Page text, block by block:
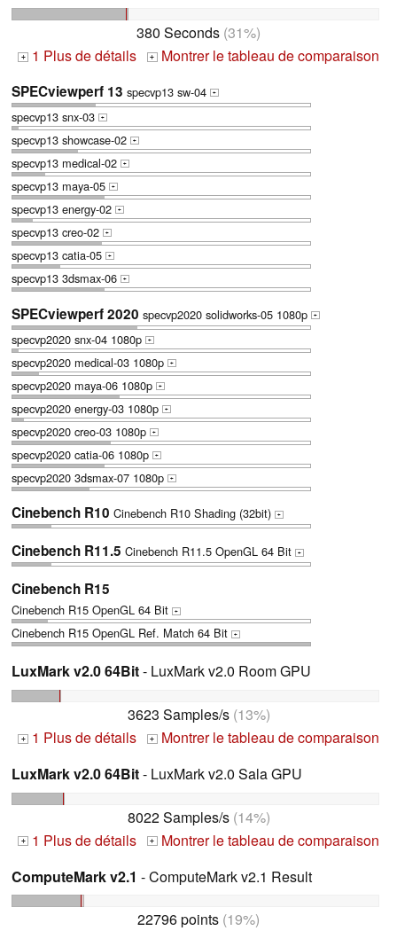
380 Seconds (31%)
+ 1 Plus de détails + Montrer le tableau de comparaison
SPECviewperf 13 specvp13 sw-04 +
specvp13 snx-03 +
specvp13 showcase-02 +
specvp13 medical-02 +
specvp13 maya-05 +
specvp13 energy-02 +
specvp13 creo-02 +
specvp13 catia-05 +
specvp13 3dsmax-06 +
SPECviewperf 2020 specvp2020 solidworks-05 1080p +
specvp2020 snx-04 1080p +
specvp2020 medical-03 1080p +
specvp2020 maya-06 1080p +
specvp2020 energy-03 1080p +
specvp2020 creo-03 1080p +
specvp2020 catia-06 1080p +
specvp2020 3dsmax-07 1080p +
Cinebench R10 Cinebench R10 Shading (32bit) +
Cinebench R11.5 Cinebench R11.5 OpenGL 64 Bit +
Cinebench R15
Cinebench R15 OpenGL 64 Bit +
Cinebench R15 OpenGL Ref. Match 64 Bit +
LuxMark v2.0 64Bit- LuxMark v2.0 Room GPU
3623 Samples/s(13%)
+ 1 Plus de détails + Montrer le tableau de comparaison
LuxMark v2.0 64Bit- LuxMark v2.0 Sala GPU
8022 Samples/s(14%)
+ 1 Plus de détails + Montrer le tableau de comparaison
ComputeMark v2.1 - ComputeMark v2.1 Result
22796 points (19%)